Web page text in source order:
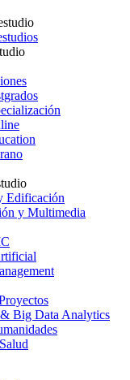
Edificación
y Multimedia
Big Data Analytics